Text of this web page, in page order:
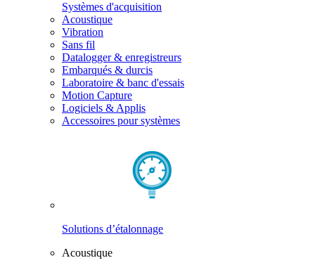
Systèmes d'acquisition
Acoustique
Vibration
Sans fil
Datalogger & enregistreurs
Embarqués & durcis
Laboratoire & banc d'essais
Motion Capture
Logiciels & Applis
Accessoires pour systèmes
Solutions d’étalonnage
Acoustique